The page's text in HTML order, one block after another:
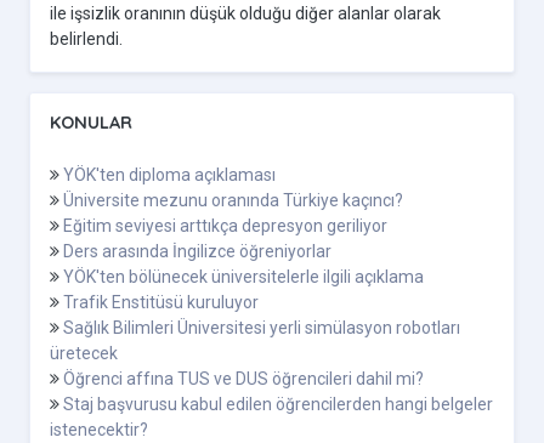
ile işsizlik oranının düşük olduğu diğer alanlar olarak
belirlendi.
KONULAR
YÖK'ten diploma açıklaması
Üniversite mezunu oranında Türkiye kaçıncı?
Eğitim seviyesi arttıkça depresyon geriliyor
Ders arasında İngilizce öğreniyorlar
YÖK'ten bölünecek üniversitelerle ilgili açıklama
Trafik Enstitüsü kuruluyor
Sağlık Bilimleri Üniversitesi yerli simülasyon robotları
üretecek
Öğrenci affına TUS ve DUS öğrencileri dahil mi?
Staj başvurusu kabul edilen öğrencilerden hangi belgeler
istenecektir?